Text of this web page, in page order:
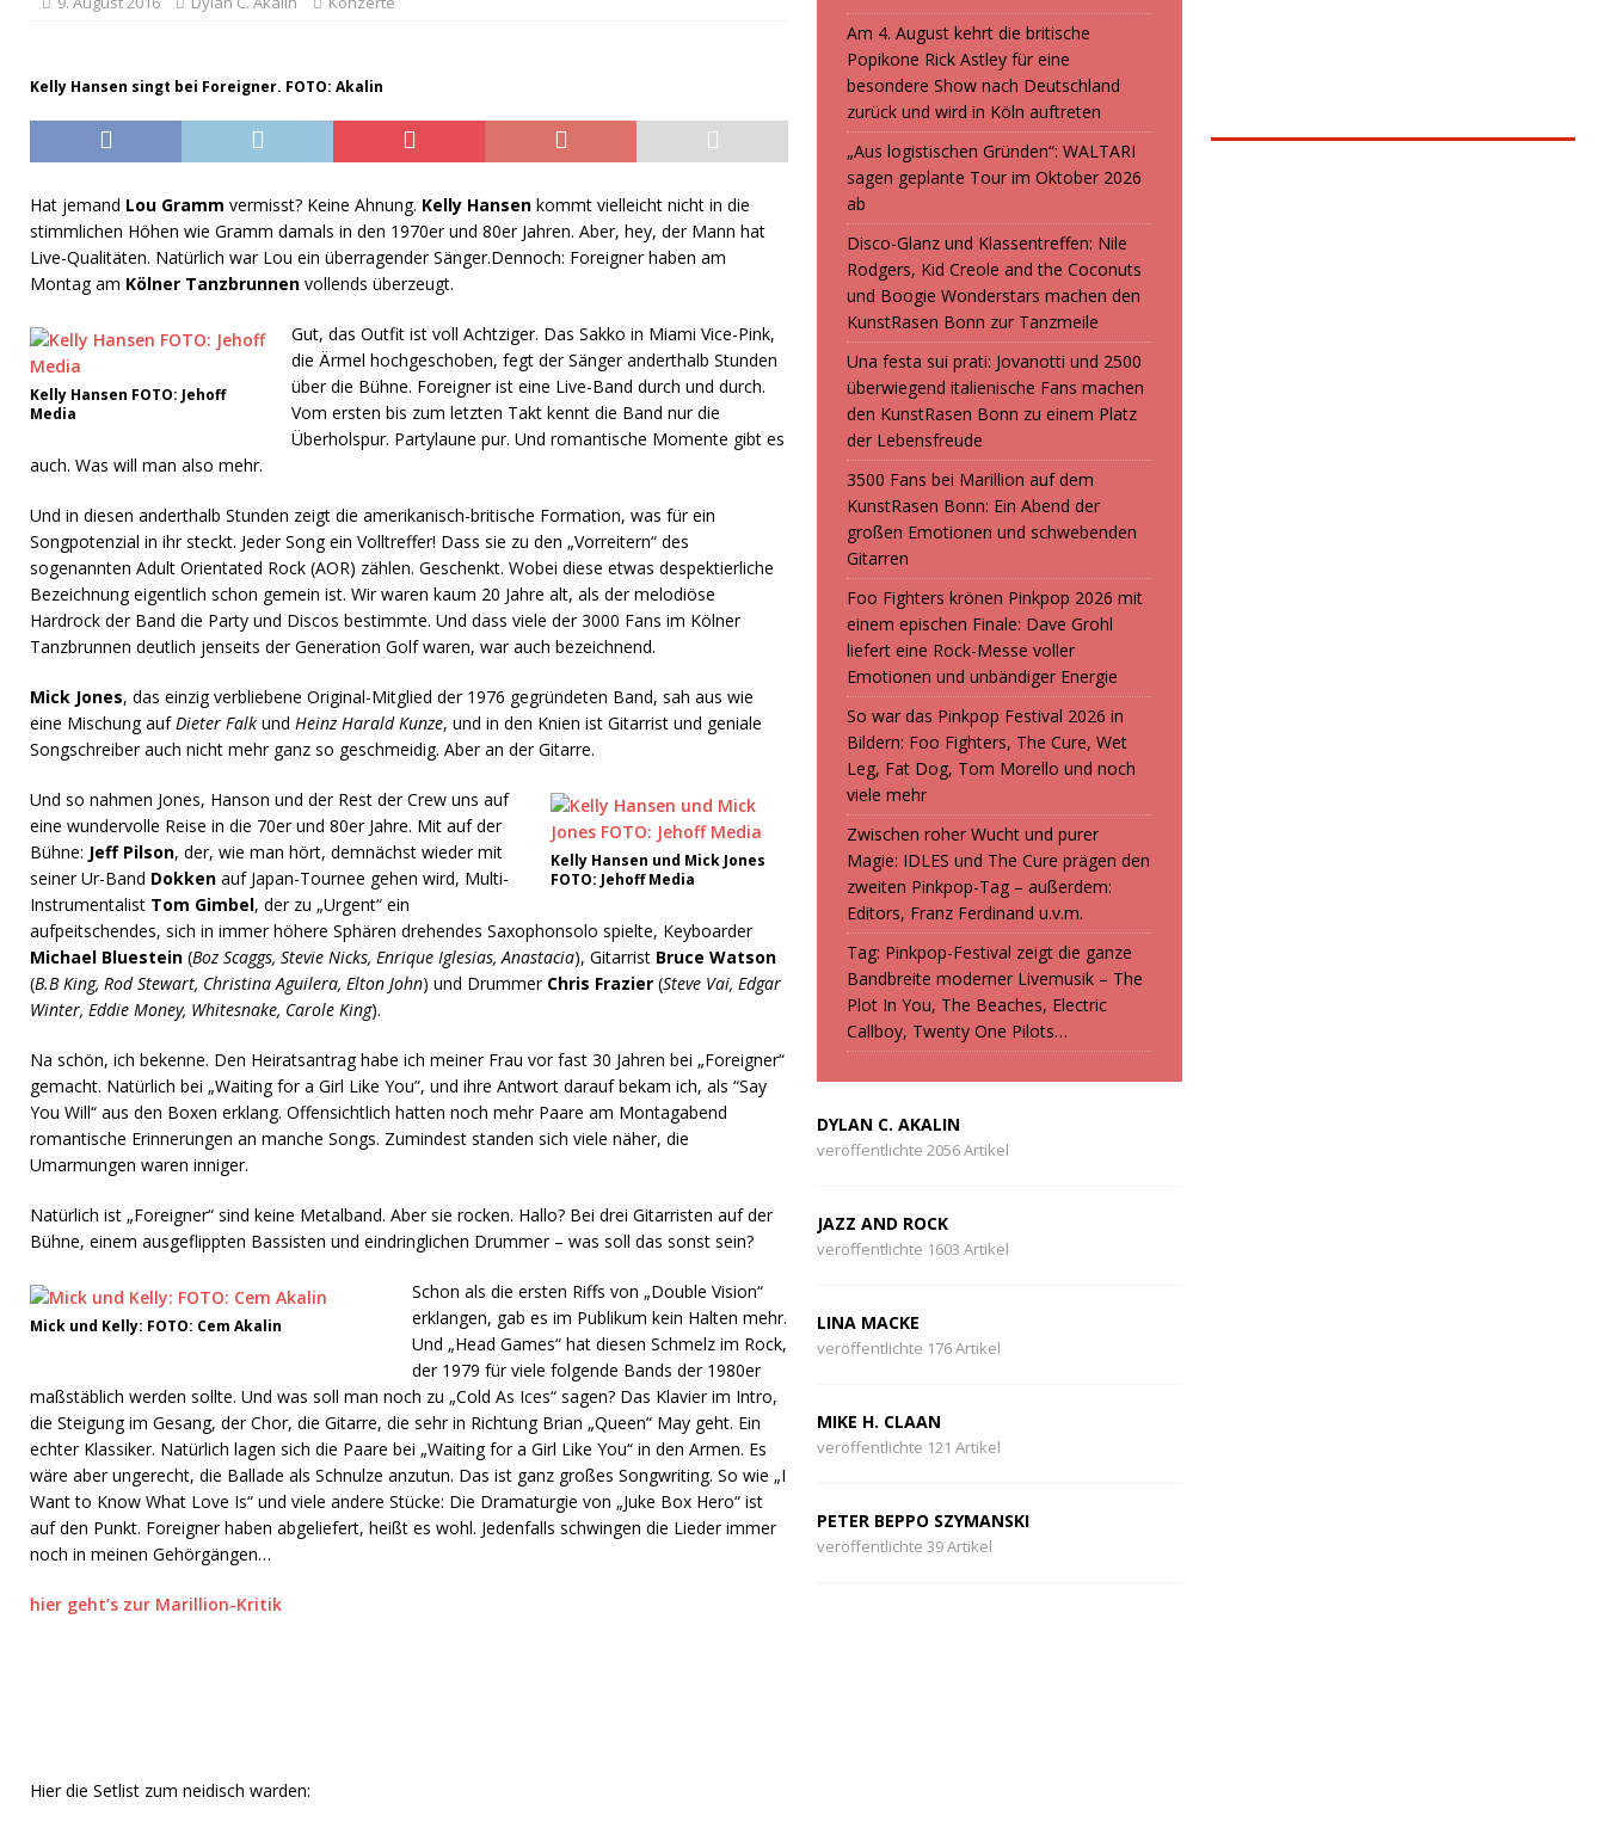
Kelly Hansen singt bei Foreigner. FOTO: Akalin
Hat jemand Lou Gramm vermisst? Keine Ahnung. Kelly Hansen kommt vielleicht nicht in die
stimmlichen Höhen wie Gramm damals in den 1970er und 80er Jahren. Aber, hey, der Mann hat
Live-Qualitäten. Natürlich war Lou ein überragender Sänger.Dennoch: Foreigner haben am
Montag am Kölner Tanzbrunnen vollends überzeugt.
Kelly Hansen FOTO: Jehoff
Media
Gut, das Outfit ist voll Achtziger. Das Sakko in Miami Vice-Pink,
die Ärmel hochgeschoben, fegt der Sänger anderthalb Stunden
über die Bühne. Foreigner ist eine Live-Band durch und durch.
Vom ersten bis zum letzten Takt kennt die Band nur die
Überholspur. Partylaune pur. Und romantische Momente gibt es
auch. Was will man also mehr.
Und in diesen anderthalb Stunden zeigt die amerikanisch-britische Formation, was für ein
Songpotenzial in ihr steckt. Jeder Song ein Volltreffer! Dass sie zu den „Vorreitern“ des
sogenannten Adult Orientated Rock (AOR) zählen. Geschenkt. Wobei diese etwas despektierliche
Bezeichnung eigentlich schon gemein ist. Wir waren kaum 20 Jahre alt, als der melodiöse
Hardrock der Band die Party und Discos bestimmte. Und dass viele der 3000 Fans im Kölner
Tanzbrunnen deutlich jenseits der Generation Golf waren, war auch bezeichnend.
Mick Jones, das einzig verbliebene Original-Mitglied der 1976 gegründeten Band, sah aus wie
eine Mischung aufDieter Falk und Heinz Harald Kunze, und in den Knien ist Gitarrist und geniale
Songschreiber auch nicht mehr ganz so geschmeidig. Aber an der Gitarre.
Kelly Hansen und Mick Jones
FOTO: Jehoff Media
Und so nahmen Jones, Hanson und der Rest der Crew uns auf
eine wundervolle Reise in die 70er und 80er Jahre. Mit auf der
Bühne: Jeff Pilson, der, wie man hört, demnächst wieder mit
seiner Ur-Band Dokken auf Japan-Tournee gehen wird, Multi-
Instrumentalist Tom Gimbel, der zu „Urgent“ ein
aufpeitschendes, sich in immer höhere Sphären drehendes Saxophonsolo spielte, Keyboarder
Michael Bluestein (Boz Scaggs, Stevie Nicks, Enrique Iglesias, Anastacia), Gitarrist Bruce Watson
(B.B King, Rod Stewart, Christina Aguilera, Elton John) und Drummer Chris Frazier (Steve Vai, Edgar
Winter, Eddie Money, Whitesnake, Carole King).
Na schön, ich bekenne. Den Heiratsantrag habe ich meiner Frau vor fast 30 Jahren bei „Foreigner“
gemacht. Natürlich bei „Waiting for a Girl Like You”, und ihre Antwort darauf bekam ich, als “Say
You Will“ aus den Boxen erklang. Offensichtlich hatten noch mehr Paare am Montagabend
romantische Erinnerungen an manche Songs. Zumindest standen sich viele näher, die
Umarmungen waren inniger.
Natürlich ist „Foreigner“ sind keine Metalband. Aber sie rocken. Hallo? Bei drei Gitarristen auf der
Bühne, einem ausgeflippten Bassisten und eindringlichen Drummer – was soll das sonst sein?
Mick und Kelly: FOTO: Cem Akalin
Schon als die ersten Riffs von „Double Vision“
erklangen, gab es im Publikum kein Halten mehr.
Und „Head Games“ hat diesen Schmelz im Rock,
der 1979 für viele folgende Bands der 1980er
maßstäblich werden sollte. Und was soll man noch zu „Cold As Ices“ sagen? Das Klavier im Intro,
die Steigung im Gesang, der Chor, die Gitarre, die sehr in Richtung Brian „Queen“ May geht. Ein
echter Klassiker. Natürlich lagen sich die Paare bei „Waiting for a Girl Like You“ in den Armen. Es
wäre aber ungerecht, die Ballade als Schnulze anzutun. Das ist ganz großes Songwriting. So wie „I
Want to Know What Love Is“ und viele andere Stücke: Die Dramaturgie von „Juke Box Hero“ ist
auf den Punkt. Foreigner haben abgeliefert, heißt es wohl. Jedenfalls schwingen die Lieder immer
noch in meinen Gehörgängen…
hier geht’s zur Marillion-Kritik
Hier die Setlist zum neidisch warden:
Am 4. August kehrt die britische
Popikone Rick Astley für eine
besondere Show nach Deutschland
zurück und wird in Köln auftreten
„Aus logistischen Gründen“: WALTARI
sagen geplante Tour im Oktober 2026
ab
Disco-Glanz und Klassentreffen: Nile
Rodgers, Kid Creole and the Coconuts
und Boogie Wonderstars machen den
KunstRasen Bonn zur Tanzmeile
Una festa sui prati: Jovanotti und 2500
überwiegend italienische Fans machen
den KunstRasen Bonn zu einem Platz
der Lebensfreude
3500 Fans bei Marillion auf dem
KunstRasen Bonn: Ein Abend der
großen Emotionen und schwebenden
Gitarren
Foo Fighters krönen Pinkpop 2026 mit
einem epischen Finale: Dave Grohl
liefert eine Rock-Messe voller
Emotionen und unbändiger Energie
So war das Pinkpop Festival 2026 in
Bildern: Foo Fighters, The Cure, Wet
Leg, Fat Dog, Tom Morello und noch
viele mehr
Zwischen roher Wucht und purer
Magie: IDLES und The Cure prägen den
zweiten Pinkpop-Tag – außerdem:
Editors, Franz Ferdinand u.v.m.
Tag: Pinkpop-Festival zeigt die ganze
Bandbreite moderner Livemusik – The
Plot In You, The Beaches, Electric
Callboy, Twenty One Pilots…
DYLAN C. AKALIN
veröffentlichte 2056 Artikel
JAZZ AND ROCK
veröffentlichte 1603 Artikel
LINA MACKE
veröffentlichte 176 Artikel
MIKE H. CLAAN
veröffentlichte 121 Artikel
PETER BEPPO SZYMANSKI
veröffentlichte 39 Artikel